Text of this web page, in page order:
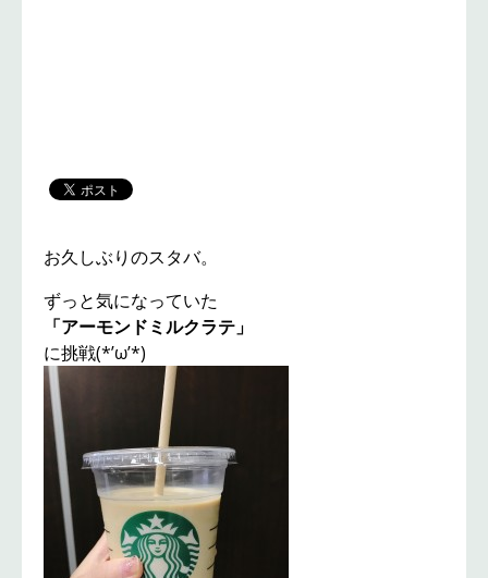
お久しぶりのスタバ。
ずっと気になっていた
「アーモンドミルクラテ」
に挑戦(*’ω’*)